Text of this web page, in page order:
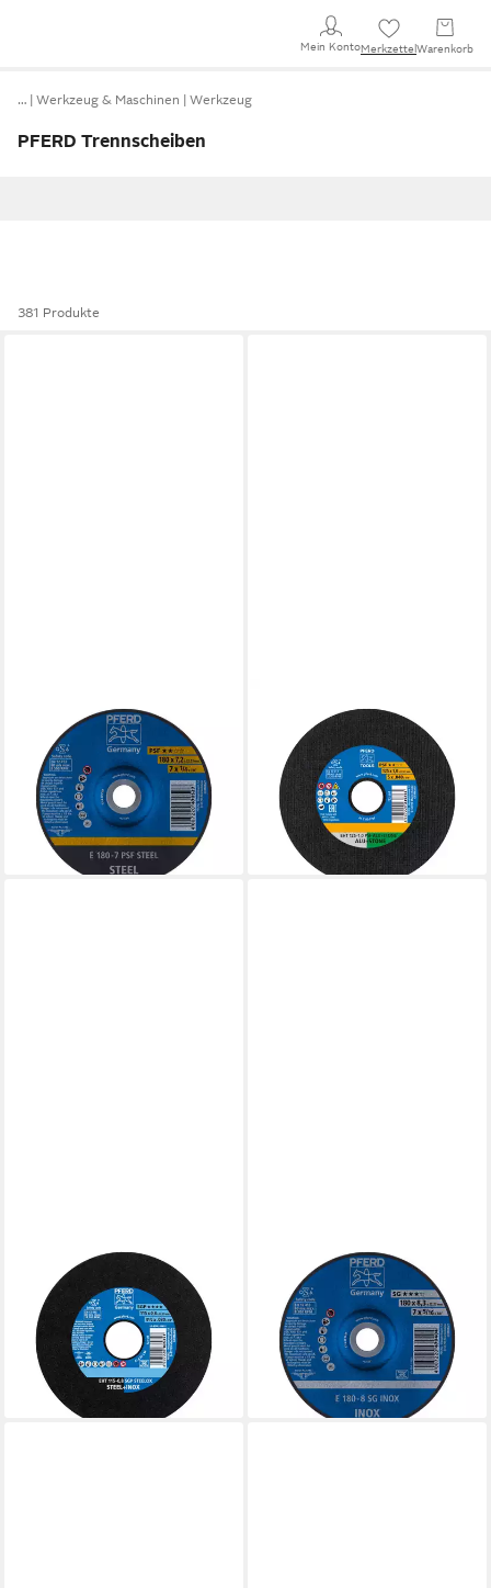
Mein KontoMerkzettel Warenkorb
… Werkzeug & Maschinen Werkzeug
PFERD Trennscheiben
381 Produkte
Schleifscheibe PFERD TOOLS
Schruppscheibe E
180x7,2x22,23 mm
Universallinie PSF STEEL
ab 5,98 €
lieferbar in 5 Wochen
Trennscheibe PFERD TOOLS
Trennscheibe EHT
125x1,0x22,23 mm gerade
Uni.-Linie PSF AL
ab 50,99 €
lieferbar - in 2-3 Werktagen bei dir
Trennscheibe PFERD TOOLS
Trennscheibe EHT
115x0,8x22,23 mm gerade
Speziallinie SGP
ab 5,98 €
lieferbar - in 2-3 Werktagen bei dir
Schleifscheibe PFERD TOOLS
Schruppscheibe E
180x8,3x22,23 mm
Leistungslinie SG INOX f
ab 9,98 €
lieferbar - in 2-3 Werktagen bei dir